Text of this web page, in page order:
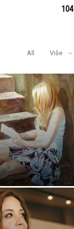
104
All Više